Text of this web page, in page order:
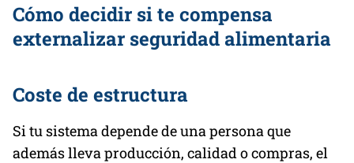
Cómo decidir si te compensa
externalizar seguridad alimentaria
Coste de estructura
Si tu sistema depende de una persona que
además lleva producción, calidad o compras, el